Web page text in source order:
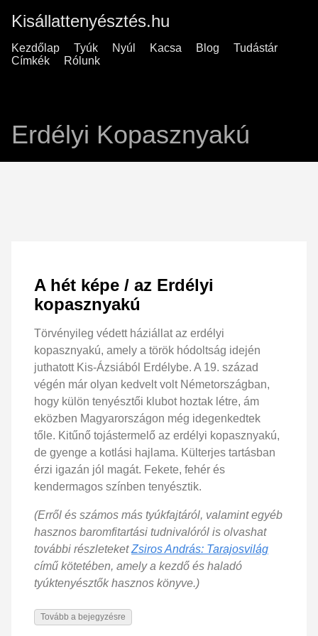
Kisállattenyésztés.hu
Kezdőlap Tyúk Nyúl Kacsa Blog
Tudástár
Címkék
Rólunk
Erdélyi Kopasznyakú
A hét képe / az Erdélyi
kopasznyakú
Törvényileg védett háziállat az erdélyi
kopasznyakú, amely a török hódoltság idején
juthatott Kis-Ázsiából Erdélybe. A 19. század
végén már olyan kedvelt volt Németországban,
hogy külön tenyésztői klubot hoztak létre, ám
eközben Magyarországon még idegenkedtek
tőle. Kitűnő tojástermelő az erdélyi kopasznyakú,
de gyenge a kotlási hajlama. Külterjes tartásban
érzi igazán jól magát. Fekete, fehér és
kendermagos színben tenyésztik.
(Erről és számos más tyúkfajtáról, valamint egyéb
hasznos baromfitartási tudnivalóról is olvashat
további részleteketZsiros András: Tarajosvilág
című kötetében, amely a kezdő és haladó
tyúktenyésztők hasznos könyve.)
Tovább a bejegyzésre